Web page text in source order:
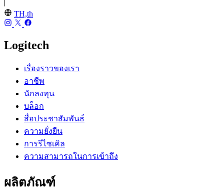
TH,th
Logitech
เรื่องราวของเรา
อาชีพ
นักลงทุน
บล็อก
สื่อประชาสัมพันธ์
ความยั่งยืน
การรีไซเคิล
ความสามารถในการเข้าถึง
ผลิตภัณฑ์